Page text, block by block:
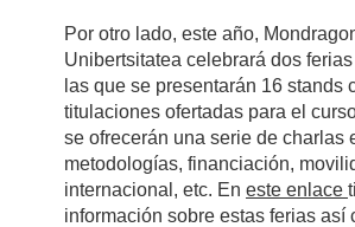
Por otro lado, este año,
Unibertsitatea celebrará dos
las que se presentarán 16 stands
titulaciones ofertadas para el
se ofrecerán una serie de charlas
metodologías, financiación,
internacional, etc. En este enlace
información sobre estas ferias así